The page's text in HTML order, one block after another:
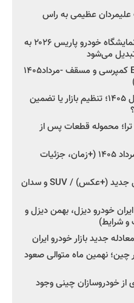
علیمردان عظیمی به راس
چینی‌ها به قلب اروپا رسیدند؛ نمایشگاه خودرو پاریس ۲۰۲۶ به
می‌شود
شروع فروش اقساطی زامیاد EX کمپرسی و مسقف -مرداد۱۴۰۵
راز واردات ۷۵ هزار خودرو در سال ۱۴۰۵؛ تنظیم بازار یا تضمین
محموله قطعات پس از
شروع فروش کوییک S سایپا -مرداد ۱۴۰۵ (+زمان، جزئیات
کرمان موتور به دنبال ۲ محصول جدید (+عکس) / SUV و سدان
خودرو دیزل، بهمن دیزل و
جدید بازار خودرو ایران
در چین؛ نهمین ماه متوالی صعود
از خودروسازان چینی وجود